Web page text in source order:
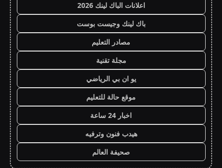
اعلانات الباك لينك 2026
باك لينك وجيست بوست
مصادر التعليم
مجلة تقنية
يو ان بي الرياضي
موقع حالة للتعليم
اخبار 24 ساعة
هيدب فنون وترفيه
صحيفة العالم